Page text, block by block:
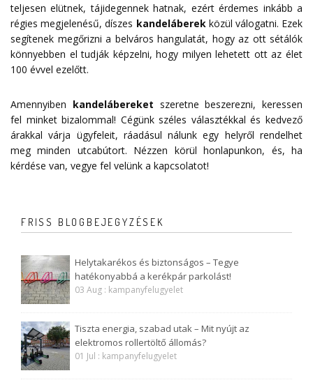
teljesen elütnek, tájidegennek hatnak, ezért érdemes inkább a
régies megjelenésű, díszes kandeláberekközül válogatni. Ezek
segítenek megőrizni a belváros hangulatát, hogy az ott sétálók
könnyebben el tudják képzelni, hogy milyen lehetett ott az élet
100 évvel ezelőtt.
Amennyiben kandelábereket szeretne beszerezni, keressen
fel minket bizalommal! Cégünk széles választékkal és kedvező
árakkal várja ügyfeleit, ráadásul nálunk egy helyről rendelhet
meg minden utcabútort. Nézzen körül honlapunkon, és, ha
kérdése van, vegye fel velünk a kapcsolatot!
FRISS BLOGBEJEGYZÉSEK
Helytakarékos és biztonságos – Tegye
hatékonyabbá a kerékpár parkolást!
03 Aug : kampanyfelugyelet
Tiszta energia, szabad utak – Mit nyújt az
elektromos rollertöltő állomás?
01 Jul : kampanyfelugyelet